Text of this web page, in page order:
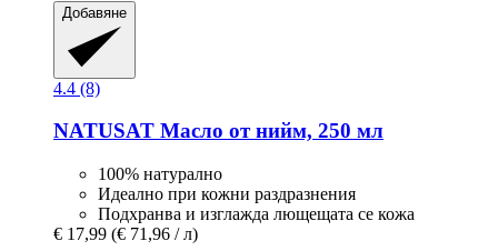
Добавяне
4.4 (8)
NATUSAT Масло от нийм, 250 мл
100% натурално
Идеално при кожни раздразнения
Подхранва и изглажда лющещата се кожа
€ 17,99 (€ 71,96 / л)